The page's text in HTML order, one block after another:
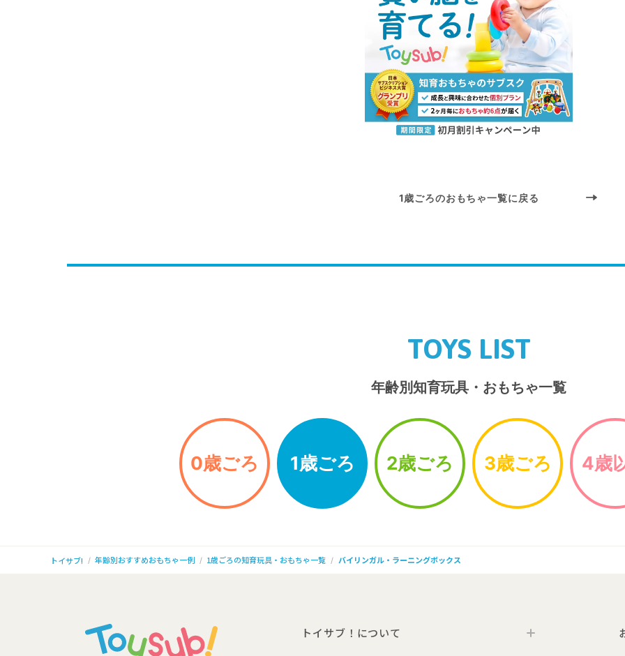
1歳ごろのおもちゃ一覧に戻る
TOYS LIST
年齢別知育玩具・おもちゃ一覧
0歳ごろ 1歳ごろ 2歳ごろ 3歳ごろ 4歳
トイサブ! 年齢別おすすめおもちゃ一例 1歳ごろの知育玩具・おもちゃ一覧 バイリンガル・ラーニングボックス
トイサブ！について